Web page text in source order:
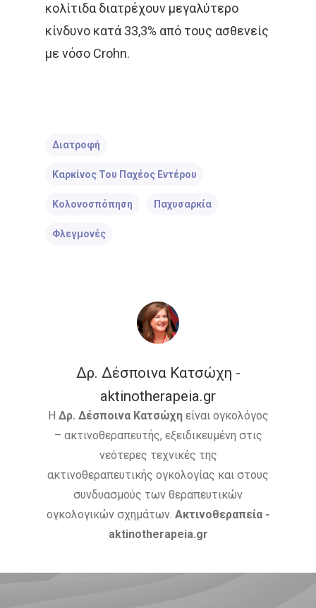
κολίτιδα διατρέχουν μεγαλύτερο
κίνδυνο κατά 33,3% από τους ασθενείς
με νόσο Crohn.
Διατροφή
Καρκίνος Του Παχέος Εντέρου
Κολονοσπόπηση Παχυσαρκία
Φλεγμονές
Δρ. Δέσποινα Κατσώχη -
aktinotherapeia.gr
Η Δρ. Δέσποινα Κατσώχηείναι ογκολόγος
– ακτινοθεραπευτής, εξειδικευμένη στις
νεότερες τεχνικές της
ακτινοθεραπευτικής ογκολογίας και στους
συνδυασμούς των θεραπευτικών
ογκολογικών σχημάτων. Ακτινοθεραπεία -
aktinotherapeia.gr